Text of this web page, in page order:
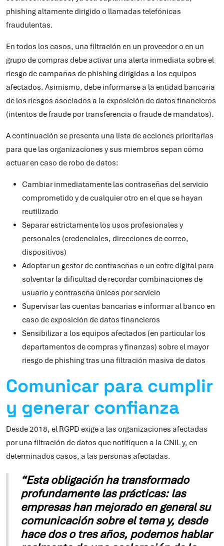
phishing altamente dirigido o llamadas telefónicas
fraudulentas.
En todos los casos, una filtración en un proveedor o en un
grupo de compras debe activar una alerta inmediata sobre el
riesgo de campañas de phishing dirigidas a los equipos
afectados. Asimismo, debe informarse a la entidad bancaria
de los riesgos asociados a la exposición de datos financieros
(intentos de fraude por transferencia o fraude de mandatos).
A continuación se presenta una lista de acciones prioritarias
para que las organizaciones y sus miembros sepan cómo
actuar en caso de robo de datos:
Cambiar inmediatamente las contraseñas del servicio
comprometido y de cualquier otro en el que se hayan
reutilizado
Separar estrictamente los usos profesionales y
personales (credenciales, direcciones de correo,
dispositivos)
Adoptar un gestor de contraseñas o un cofre digital para
solventar la dificultad de recordar combinaciones de
usuario y contraseña únicas por servicio
Supervisar las cuentas bancarias e informar al banco en
caso de exposición de datos financieros
Sensibilizar a los equipos afectados (en particular los
departamentos de compras y finanzas) sobre el mayor
riesgo de phishing tras una filtración masiva de datos
Comunicar para cumplir
y generar confianza
Desde 2018, el RGPD exige a las organizaciones afectadas
por una filtración de datos que notifiquen a la CNIL y, en
determinados casos, a las personas afectadas.
“Esta obligación ha transformado
profundamente las prácticas: las
empresas han mejorado en general su
comunicación sobre el tema y, desde
hace dos o tres años, podemos hablar